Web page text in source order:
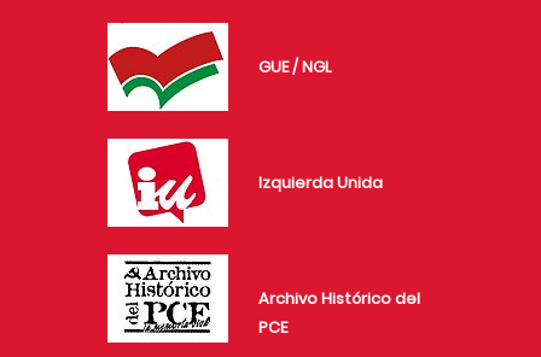
GUE / NGL
Izquierda Unida
Archivo Histórico del
PCE